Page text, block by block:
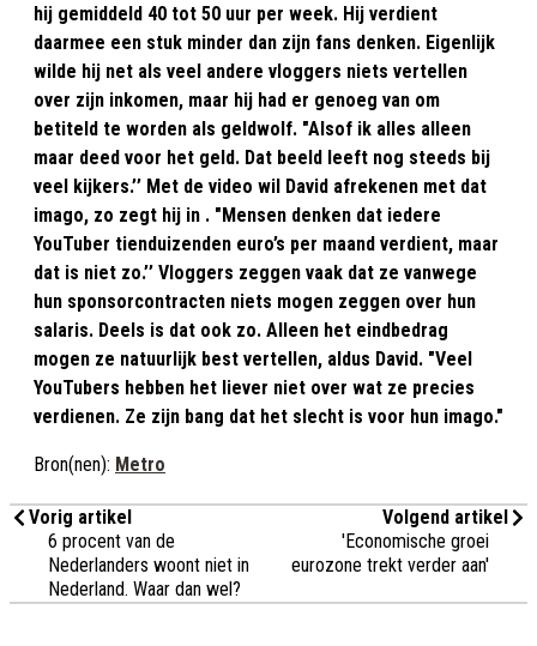
hij gemiddeld 40 tot 50 uur per week. Hij verdient
daarmee een stuk minder dan zijn fans denken. Eigenlijk
wilde hij net als veel andere vloggers niets vertellen
over zijn inkomen, maar hij had er genoeg van om
betiteld te worden als geldwolf. "Alsof ik alles alleen
maar deed voor het geld. Dat beeld leeft nog steeds bij
veel kijkers.’’ Met de video wil David afrekenen met dat
imago, zo zegt hij in . "Mensen denken dat iedere
YouTuber tienduizenden euro’s per maand verdient, maar
dat is niet zo.’’ Vloggers zeggen vaak dat ze vanwege
hun sponsorcontracten niets mogen zeggen over hun
salaris. Deels is dat ook zo. Alleen het eindbedrag
mogen ze natuurlijk best vertellen, aldus David. "Veel
YouTubers hebben het liever niet over wat ze precies
verdienen. Ze zijn bang dat het slecht is voor hun imago."
Bron(nen): Metro
Vorig artikel
6 procent van de
Nederlanders woont niet in
Nederland. Waar dan wel?
Volgend artikel
'Economische groei
eurozone trekt verder aan'